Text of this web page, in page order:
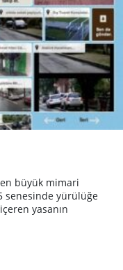
büyük mimari
senesinde yürülüğe
yasanın